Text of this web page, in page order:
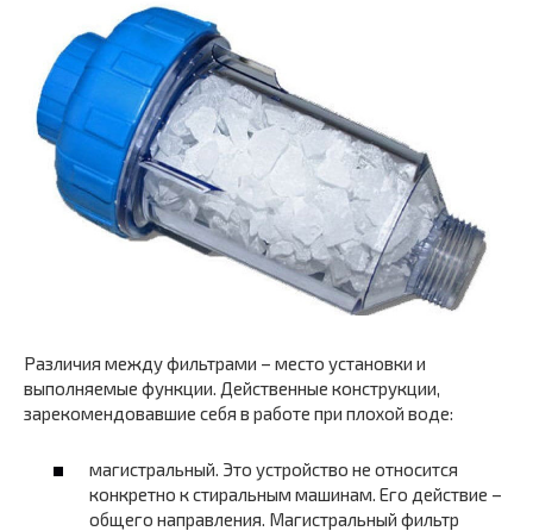
Различия между фильтрами – место установки и
выполняемые функции. Действенные конструкции,
зарекомендовавшие себя в работе при плохой воде:
магистральный. Это устройство не относится
конкретно к стиральным машинам. Его действие –
общего направления. Магистральный фильтр